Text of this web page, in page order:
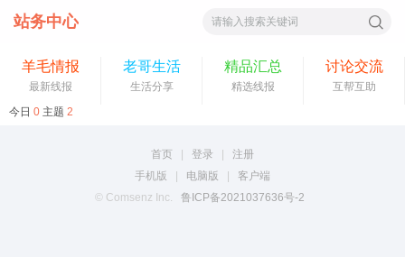
站务中心
羊毛情报
最新线报
老哥生活
生活分享
精品汇总
精选线报
讨论交流
互帮互助
今日 0 主题 2
首页 登录
注册
手机版
电脑版
客户端
© Comsenz Inc.
鲁ICP备2021037636号-2